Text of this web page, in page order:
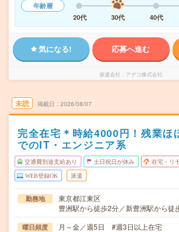
年齢層
20代
30代 40代
気になる! 応募へ進む
派遣会社 アデコ株式会社
未読 掲載日 2026/08/07
完全在宅＊時給4000円！残業
でのIT・エンジニア系
交通費別途支給あり 土日祝日が休み 在宅・リ
WEB登録OK 派遣
勤務地
東京都江東区
豊洲駅から徒歩2分／新豊洲駅から徒
曜日頻度 月～金／週5日 #週3日以上在宅